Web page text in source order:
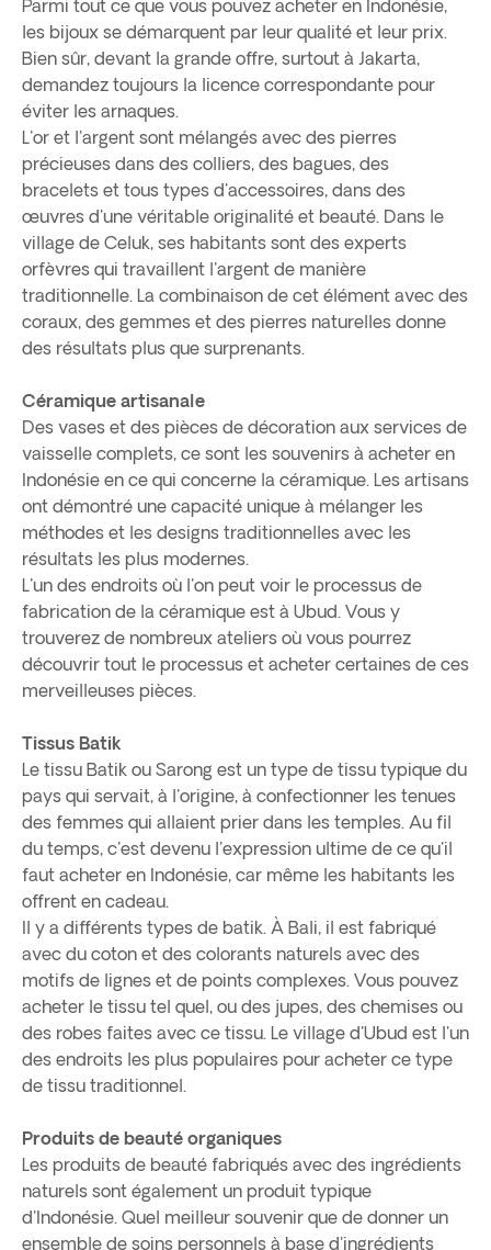
Parmi tout ce que vous pouvez acheter en Indonésie,
les bijoux se démarquent par leur qualité et leur prix.
Bien sûr, devant la grande offre, surtout à Jakarta,
demandez toujours la licence correspondante pour
éviter les arnaques.
L'or et l'argent sont mélangés avec des pierres
précieuses dans des colliers, des bagues, des
bracelets et tous types d'accessoires, dans des
œuvres d'une véritable originalité et beauté. Dans le
village de Celuk, ses habitants sont des experts
orfèvres qui travaillent l'argent de manière
traditionnelle. La combinaison de cet élément avec des
coraux, des gemmes et des pierres naturelles donne
des résultats plus que surprenants.
Céramique artisanale
Des vases et des pièces de décoration aux services de
vaisselle complets, ce sont les souvenirs à acheter en
Indonésie en ce qui concerne la céramique. Les artisans
ont démontré une capacité unique à mélanger les
méthodes et les designs traditionnelles avec les
résultats les plus modernes.
L'un des endroits où l'on peut voir le processus de
fabrication de la céramique est à Ubud. Vous y
trouverez de nombreux ateliers où vous pourrez
découvrir tout le processus et acheter certaines de ces
merveilleuses pièces.
Tissus Batik
Le tissu Batik ou Sarong est un type de tissu typique du
pays qui servait, à l'origine, à confectionner les tenues
des femmes qui allaient prier dans les temples. Au fil
du temps, c'est devenu l'expression ultime de ce qu'il
faut acheter en Indonésie, car même les habitants les
offrent en cadeau.
Il y a différents types de batik. À Bali, il est fabriqué
avec du coton et des colorants naturels avec des
motifs de lignes et de points complexes. Vous pouvez
acheter le tissu tel quel, ou des jupes, des chemises ou
des robes faites avec ce tissu. Le village d'Ubud est l'un
des endroits les plus populaires pour acheter ce type
de tissu traditionnel.
Produits de beauté organiques
Les produits de beauté fabriqués avec des ingrédients
naturels sont également un produit typique
d'Indonésie. Quel meilleur souvenir que de donner un
ensemble de soins personnels à base d'ingrédients